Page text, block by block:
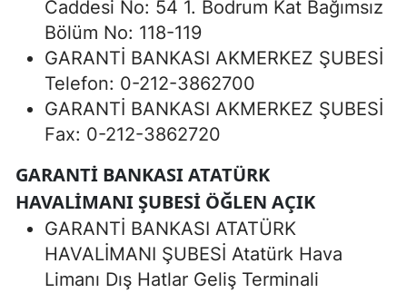
Caddesi No: 54 1. Bodrum Kat Bağımsız
Bölüm No: 118-119
GARANTİ BANKASI AKMERKEZ ŞUBESİ
Telefon: 0-212-3862700
GARANTİ BANKASI AKMERKEZ ŞUBESİ
Fax: 0-212-3862720
GARANTİ BANKASI ATATÜRK
HAVALİMANI ŞUBESİ ÖĞLEN AÇIK
GARANTİ BANKASI ATATÜRK
HAVALİMANI ŞUBESİ Atatürk Hava
Limanı Dış Hatlar Geliş Terminali